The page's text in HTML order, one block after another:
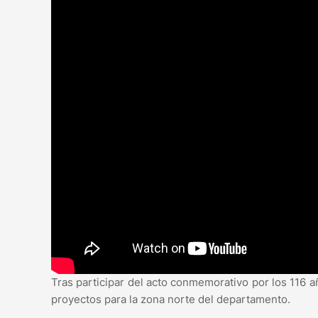
Tras participar del acto conmemorativo por los 116
proyectos para la zona norte del departamento.